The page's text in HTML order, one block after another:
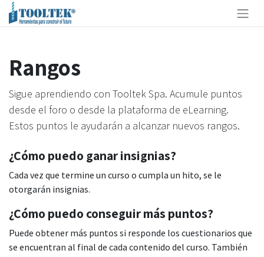
Rangos
Sigue aprendiendo con Tooltek Spa. Acumule puntos
desde el foro o desde la plataforma de eLearning.
Estos puntos le ayudarán a alcanzar nuevos rangos.
¿Cómo puedo ganar insignias?
Cada vez que termine un curso o cumpla un hito, se le
otorgarán insignias.
¿Cómo puedo conseguir más puntos?
Puede obtener más puntos si responde los cuestionarios que
se encuentran al final de cada contenido del curso. También